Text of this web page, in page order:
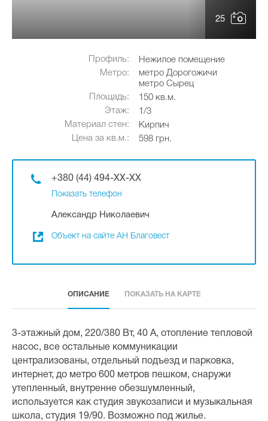
25
Профиль:
Нежилое помещение
Метро:
метро Дорогожичи
метро Сырец
Площадь:
150 кв.м.
Этаж:
1/3
Материал стен:
Кирпич
Цена за кв.м.:
598 грн.
+380 (44) 494-XX-XX
Показать телефон
Александр Николаевич
Объект на сайте АН Благовест
ОПИСАНИЕ ПОКАЗАТЬ НА КАРТЕ
3-этажный дом, 220/380 Вт, 40 А, отопление тепловой
насос, все остальные коммуникации
централизованы, отдельный подъезд и парковка,
интернет, до метро 600 метров пешком, снаружи
утепленный, внутренне обезшумленный,
используется как студия звукозаписи и музыкальная
школа, студия 19/90. Возможно под жилье.